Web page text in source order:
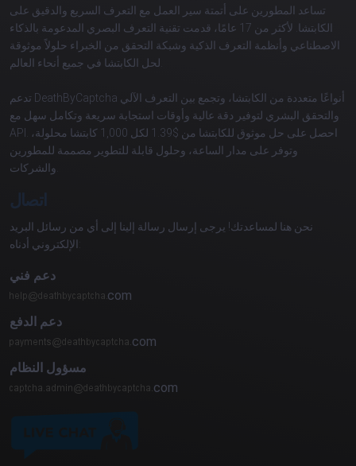
تساعد المطورين على أتمتة سير العمل مع التعرف السريع والدقيق على
الكابتشا. لأكثر من 17 عامًا، قدمت تقنية التعرف البصري المدعومة بالذكاء
الاصطناعي وأنظمة التعرف الذكية وشبكة التحقق من الخبراء حلولاً موثوقة
تدعم DeathByCaptcha أنواعًا متعددة من الكابتشا، وتجمع بين التعرف الآلي
والتحقق البشري لتوفير دقة عالية وأوقات استجابة سريعة وتكامل سهل مع
API. احصل على حل موثوق للكابتشا من $1.39 لكل 1,000 كابتشا محلولة،
وتوفر على مدار الساعة، وحلول قابلة للتطوير مصممة للمطورين
اتصال
نحن هنا لمساعدتك! يرجى إرسال رسالة إلينا إلى أي من رسائل البريد
دعم فني
com
دعم الدفع
com
مسؤول النظام
com